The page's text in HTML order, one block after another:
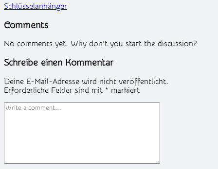
Schlüsselanhänger
Comments
No comments yet. Why don’t you start the discussion?
Schreibe einen Kommentar
Deine E-Mail-Adresse wird nicht veröffentlicht.
Erforderliche Felder sind mit * markiert